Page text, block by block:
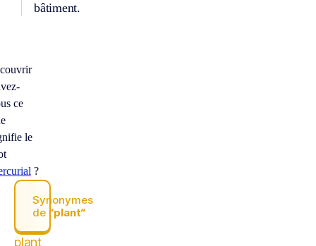
bâtiment.
ce
le
?
Synonymes
de “plant“
plant